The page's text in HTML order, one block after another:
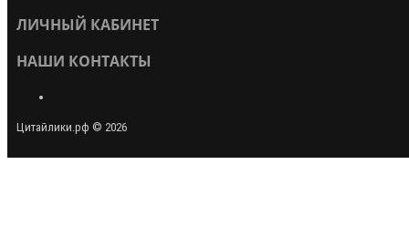
ЛИЧНЫЙ КАБИНЕТ
НАШИ КОНТАКТЫ
Цитайлики.рф © 2026